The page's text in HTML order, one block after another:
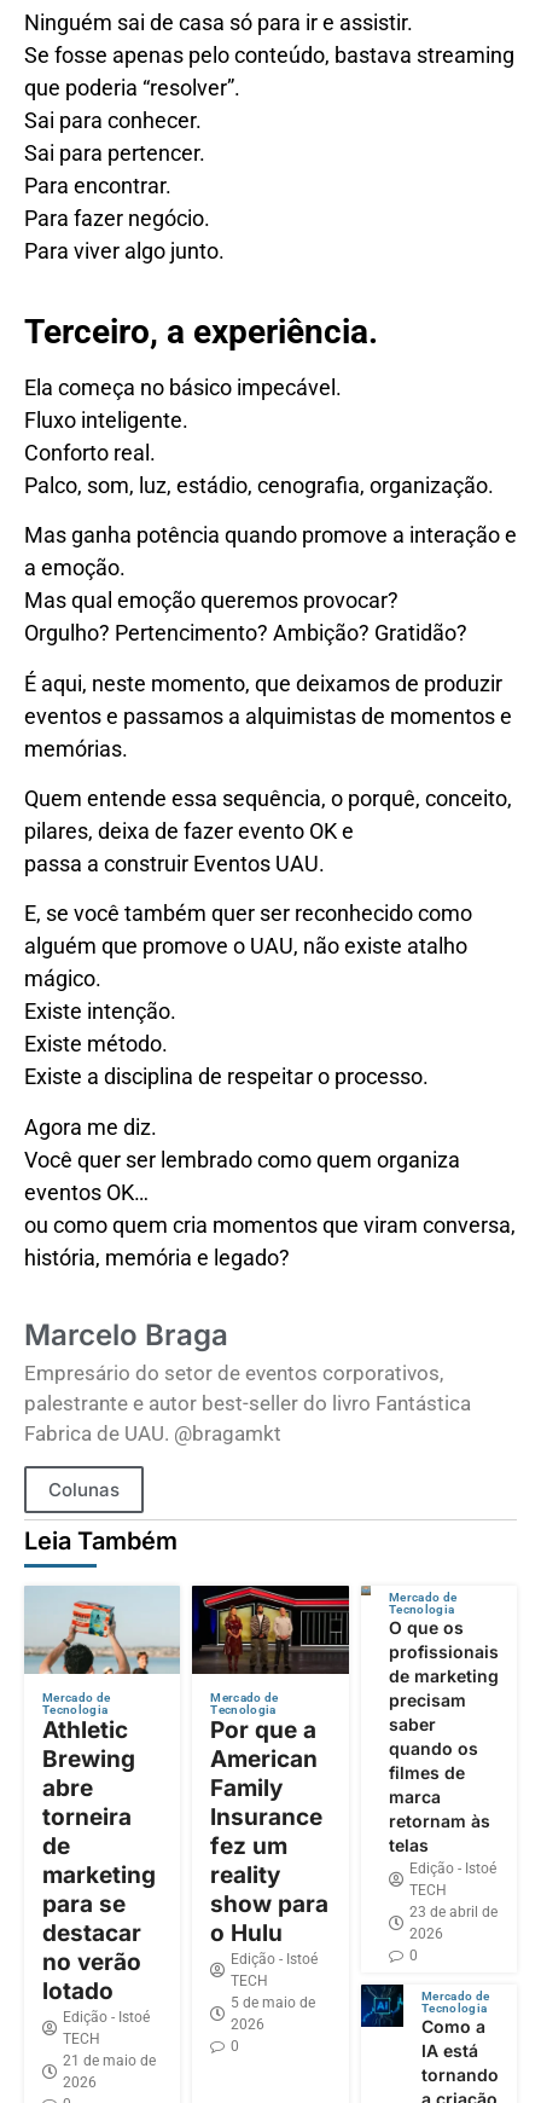
Ninguém sai de casa só para ir e assistir.
Se fosse apenas pelo conteúdo, bastava streaming
que poderia “resolver”.
Sai para conhecer.
Sai para pertencer.
Para encontrar.
Para fazer negócio.
Para viver algo junto.
Terceiro, a experiência.
Ela começa no básico impecável.
Fluxo inteligente.
Conforto real.
Palco, som, luz, estádio, cenografia, organização.
Mas ganha potência quando promove a interação e
a emoção.
Mas qual emoção queremos provocar?
Orgulho? Pertencimento? Ambição? Gratidão?
É aqui, neste momento, que deixamos de produzir
eventos e passamos a alquimistas de momentos e
memórias.
Quem entende essa sequência, o porquê, conceito,
pilares, deixa de fazer evento OK e
passa a construir Eventos UAU.
E, se você também quer ser reconhecido como
alguém que promove o UAU, não existe atalho
mágico.
Existe intenção.
Existe método.
Existe a disciplina de respeitar o processo.
Agora me diz.
Você quer ser lembrado como quem organiza
eventos OK…
ou como quem cria momentos que viram conversa,
história, memória e legado?
Marcelo Braga
Empresário do setor de eventos corporativos,
palestrante e autor best-seller do livro Fantástica
Fabrica de UAU. @bragamkt
Colunas
Leia Também
Mercado de
Tecnologia
Athletic
Brewing
abre
torneira
de
marketing
para se
destacar
no verão
lotado
Edição - Istoé
TECH
21 de maio de
2026
Mercado de
Tecnologia
Por que a
American
Family
Insurance
fez um
reality
show para
o Hulu
Edição - Istoé
TECH
5 de maio de
2026
0
Mercado de
Tecnologia
O que os
profissionais
de marketing
precisam
saber
quando os
filmes de
marca
retornam às
telas
Edição - Istoé
TECH
23 de abril de
2026
0
Mercado de
Tecnologia
Como a
IA está
tornando
a criação